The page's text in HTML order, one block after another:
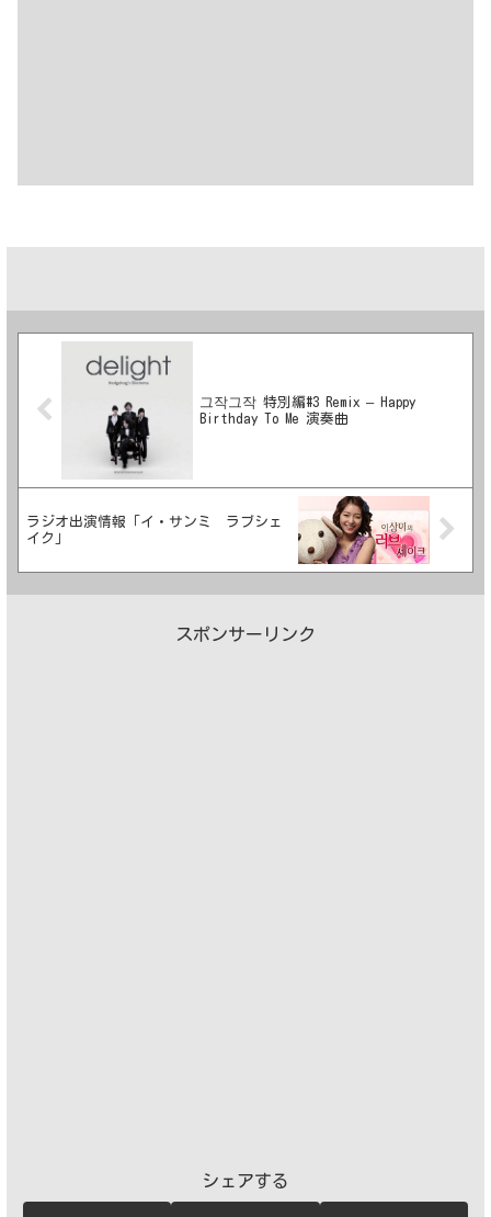
그작그작 特別編#3 Remix – Happy
Birthday To Me 演奏曲
ラジオ出演情報「イ・サンミ ラブシェ
イク」
スポンサーリンク
シェアする